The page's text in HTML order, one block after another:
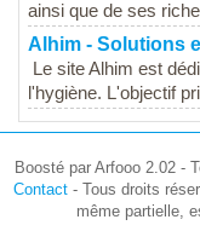
ainsi que de ses
Alhim - Solutions
Le site Alhim est
l'hygiène. L'objectif
Boosté par Arfooo 2.02 -
Contact- Tous droits
même partielle,